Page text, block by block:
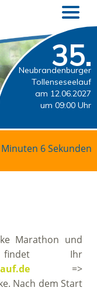
35.
Neubrandenburger
Tollenseseelauf
am 12.06.2027
um 09:00 Uhr
6 Sekunden
Marathon und
Ihr
=>
Nach dem Start